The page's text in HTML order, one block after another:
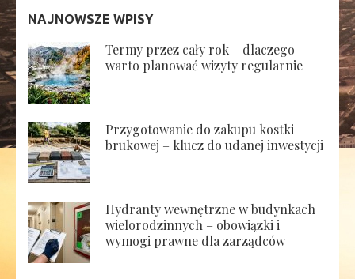
NAJNOWSZE WPISY
Termy przez cały rok – dlaczego
warto planować wizyty regularnie
Przygotowanie do zakupu kostki
brukowej – klucz do udanej inwestycji
Hydranty wewnętrzne w budynkach
wielorodzinnych – obowiązki i
wymogi prawne dla zarządców